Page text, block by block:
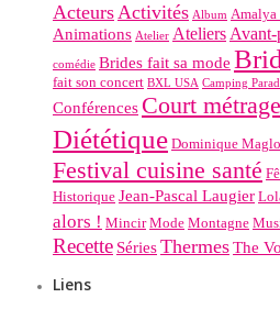
ActeursActivités Album Amalya
Animations Atelier Ateliers Avant-
comédie Brides fait sa mode
fait son concert BXL USA Camping
Conférences Court métrage
Diététique Dominique
Festival cuisine santé
Historique Jean-Pascal Laugier
alors ! Mincir Mode Montagne
Recette SériesThermesThe
Liens